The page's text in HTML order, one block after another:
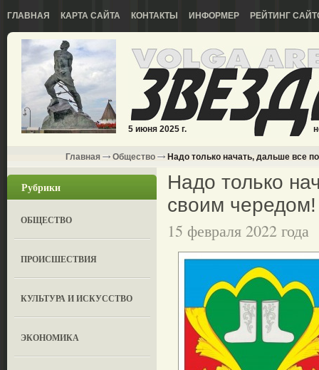
ГЛАВНАЯ КАРТА САЙТА КОНТАКТЫ ИНФОРМЕР РЕЙТИНГ
5 июня 2025 г.
Главная Общество Надо только начать, дальше все
Рубрики
ОБЩЕСТВО
ПРОИСШЕСТВИЯ
КУЛЬТУРА И ИСКУССТВО
ЭКОНОМИКА
Надо только
своим
15 февраля 2022 года